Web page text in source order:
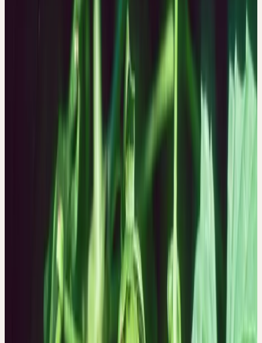
Drüsenschuppen, die das bittere Hopfenharz enthalten. Die
weiblichen Blütenstände verströmen einen intensiv würzigen Duft
WESEN DER PFLANZE
Rückzug, Fröhlichkeit, Leichtigkeit
Der Hopfen ist eine Pflanze, die den Rückzug symbolisiert. Sein
Wesen ist nicht darauf gerichtet, Ideen umzusetzen und Energien
anzuwenden. In der Ruhe und Abgeschiedenheit oder im
geschützten Kreis Gleichgesinnter schweifen die Gedanken, ohne
konkret schöpferisch wirksam zu werden.
Hat man in der Arbeit oder im Leben überhaupt seine Energie,
sein Engagement gegeben, folgt nun die Umkehrung am Feier-
oder Lebensabend. Nach vollendetem Tagewerk darf man sich
nun entspannen. Die Energien können in die umgekehrte Richtung
fliessen, man ist auf Empfangen, auf Regeneration eingestellt.
Hopfenzapfen sind weich und leicht. Das Hopfenwesen schirmt
sich ab von störenden Einflüssen, die einen in den Alltag